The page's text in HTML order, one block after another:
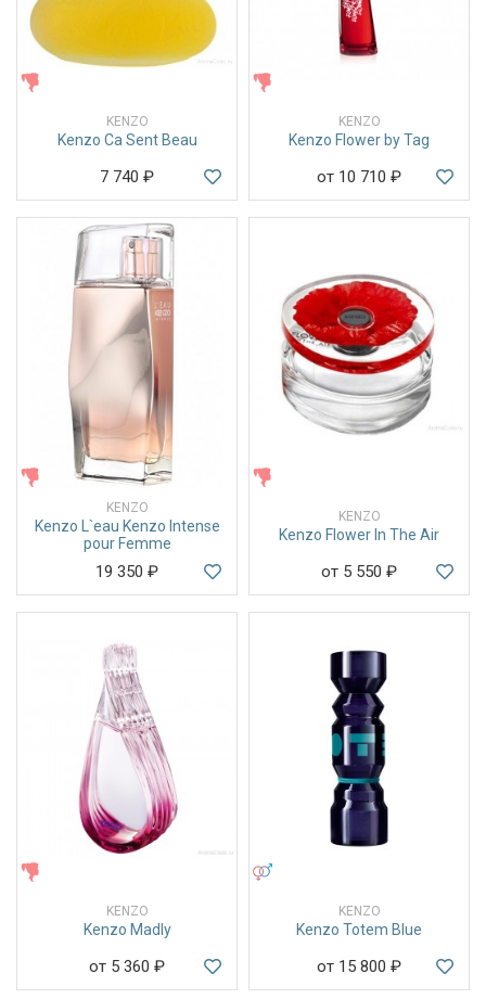
KENZO
Kenzo Ca Sent Beau
7 740 ₽
KENZO
Kenzo Flower by Tag
от 10 710 ₽
ЖЕНСКИЕ
KENZO
Kenzo L`eau Kenzo Intense
pour Femme
19 350 ₽
KENZO
Kenzo Flower In The Air
от 5 550 ₽
KENZO
Kenzo Madly
от 5 360 ₽
KENZO
Kenzo Totem Blue
от 15 800 ₽